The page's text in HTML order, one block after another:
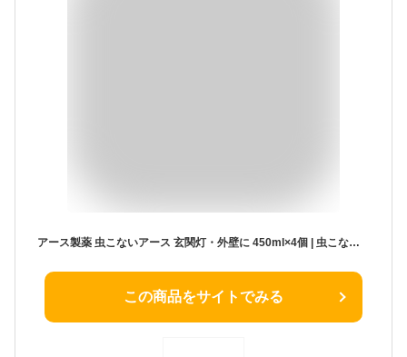
アース製薬 虫こないアース 玄関灯・外壁に 450ml×4個 | 虫こない 玄関灯 アース 害虫駆除 玄関 先付け 屋外 玄関先 室内 害虫対策 屋外照明 殺虫剤 カメムシ対策 カメムシ よけ カメムシ防止 カメムシ 駆除 カメムシ 虫よけ カメムシ
この商品をサイトでみる